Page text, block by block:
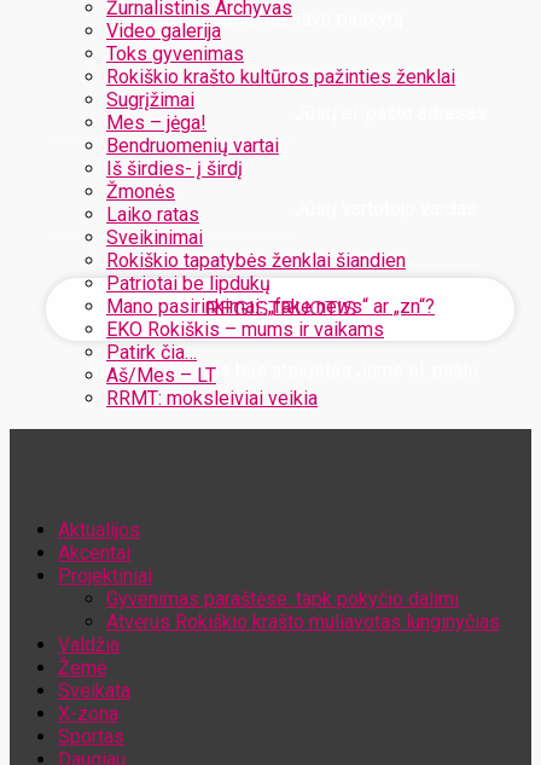
Žurnalistinis Archyvas
Video galerija
Toks gyvenimas
Rokiškio krašto kultūros pažinties ženklai
Sugrįžimai
Mes – jėga!
Bendruomenių vartai
Iš širdies- į širdį
Žmonės
Laiko ratas
Sveikinimai
Rokiškio tapatybės ženklai šiandien
Patriotai be lipdukų
Mano pasirinkimai: „fake news“ ar „zn“?
EKO Rokiškis – mums ir vaikams
Patirk čia…
Aš/Mes – LT
RRMT: moksleiviai veikia
Užregistruokite savo paskyrą
Jūsų slaptažodis bus atsiųstas Jums el. paštu
Aktualijos
Akcentai
Projektiniai
Gyvenimas paraštėse: tapk pokyčio dalimi
Atvėrus Rokiškio krašto muliavotas lunginyčias
Valdžia
Žemė
Sveikata
X-zona
Sportas
Daugiau